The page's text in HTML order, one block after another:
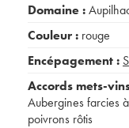
Domaine :
Couleur : rouge
Encépagement :
Accords mets-
Aubergines farcies
poivrons rôtis